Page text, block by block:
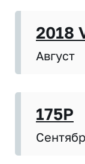
2018
Август
175P